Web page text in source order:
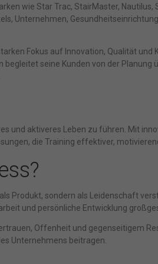
wie Star Trac, StairMaster,
Unternehmen,
Fokus auf Innovation, Qualität und
seine Kunden von der Planung
und aktiveres Leben zu führen. Mit
die Training effektiver,
Produkt, sondern als Leidenschaft
und persönliche Entwicklung
Offenheit und gegenseitigem
Unternehmens beitragen.